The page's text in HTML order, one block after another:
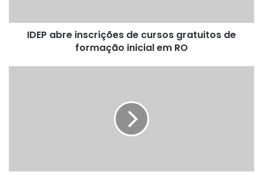
inicial
IDEP abre inscrições de cursos gratuitos de
formação inicial em RO
3